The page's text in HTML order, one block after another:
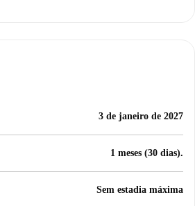
3 de janeiro de 2027
1 meses (30 dias).
Sem estadia máxima